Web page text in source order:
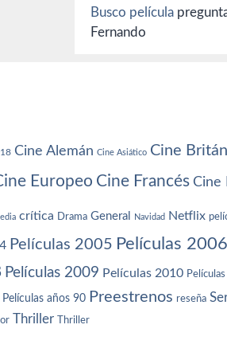
Busco película
Fernando
Cine Alemán Cine Asiático Cine
Europeo Cine Francés Cine
crítica Drama General Navidad Netflix
Películas 2005 Películas 2006
Películas 2009 Películas 2010
Películas años 90 Preestrenos reseña
Thriller Thriller